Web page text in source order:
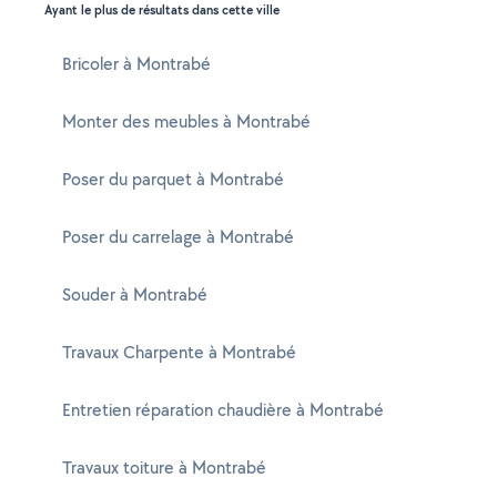
Ayant le plus de résultats dans cette ville
Bricoler à Montrabé
Monter des meubles à Montrabé
Poser du parquet à Montrabé
Poser du carrelage à Montrabé
Souder à Montrabé
Travaux Charpente à Montrabé
Entretien réparation chaudière à Montrabé
Travaux toiture à Montrabé